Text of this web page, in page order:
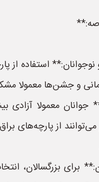
استفاده از
و جشن‌ها معمولا
جوانان معمولا آزادی
از پارچه‌های
برای بزرگسالان،